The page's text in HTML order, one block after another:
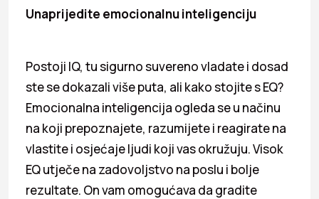
Unaprijedite emocionalnu inteligenciju
Postoji IQ, tu sigurno suvereno vladate i dosad
ste se dokazali više puta, ali kako stojite s EQ?
Emocionalna inteligencija ogleda se u načinu
na koji prepoznajete, razumijete i reagirate na
vlastite i osjećaje ljudi koji vas okružuju. Visok
EQ utječe na zadovoljstvo na poslu i bolje
rezultate. On vam omogućava da gradite